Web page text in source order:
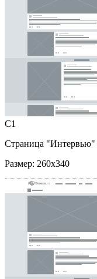
C1
Страница "Интервью"
Размер: 260x340